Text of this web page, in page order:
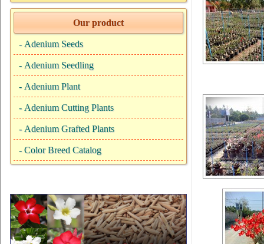
Our product
- Adenium Seeds
- Adenium Seedling
- Adenium Plant
- Adenium Cutting Plants
- Adenium Grafted Plants
-Color Breed Catalog